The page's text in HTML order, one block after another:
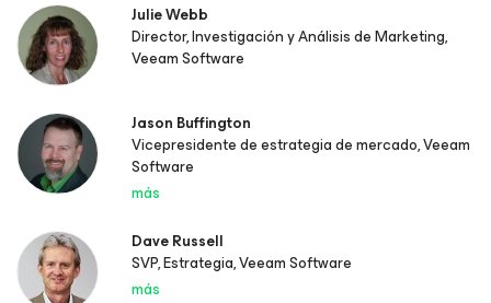
Julie Webb
Director, Investigación y Análisis de Marketing,
Veeam Software
Jason Buffington
Vicepresidente de estrategia de mercado, Veeam
Software
más
Dave Russell
SVP, Estrategia, Veeam Software
más